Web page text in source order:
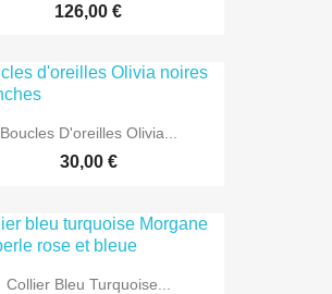
126,00 €
Boucles D'oreilles Olivia...
30,00 €
Collier Bleu Turquoise...